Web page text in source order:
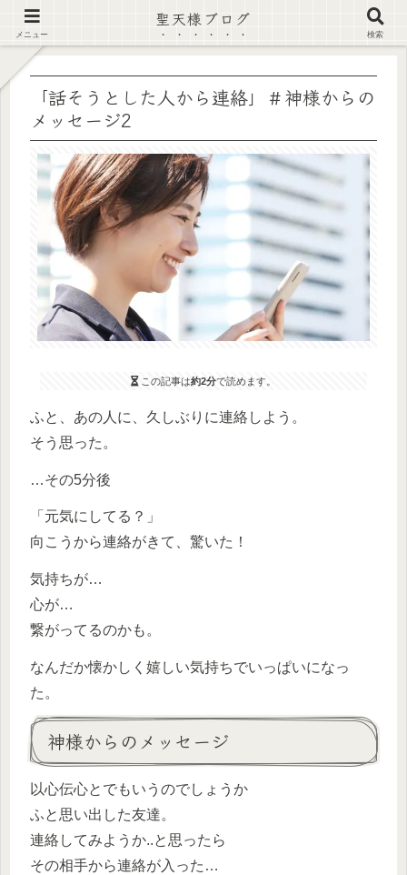
【注意喚起】偽サイト及び偽情報に注意 ▶確認する◀
「話そうとした人から連絡」＃神様からの
メッセージ2
この記事は約2分で読めます。
ふと、あの人に、久しぶりに連絡しよう。
そう思った。
…その5分後
「元気にしてる？」
向こうから連絡がきて、驚いた！
気持ちが…
心が…
繋がってるのかも。
なんだか懐かしく嬉しい気持ちでいっぱいになっ
た。
神様からのメッセージ
以心伝心とでもいうのでしょうか
ふと思い出した友達。
連絡してみようか..と思ったら
その相手から連絡が入った…
メニュー
聖天様ブログ
検索